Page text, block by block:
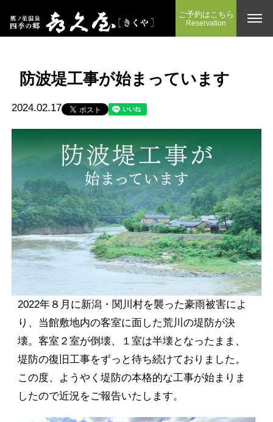
ご予約はこちら
Reservation
防波堤工事が始まっています
2024.02.17
2022年８月に新潟・関川村を襲った豪雨被害によ
り、当館敷地内の客室に面した荒川の堤防が決
壊。客室２室が倒壊、１室は半壊となったまま、
堤防の復旧工事をずっと待ち続けておりました。
この度、ようやく堤防の本格的な工事が始まりま
したので近況をご報告いたします。